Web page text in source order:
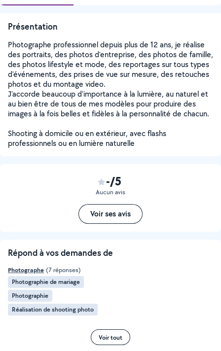
Présentation
Photographe professionnel depuis plus de 12 ans, je réalise
des portraits, des photos d'entreprise, des photos de famille,
des photos lifestyle et mode, des reportages sur tous types
d'événements, des prises de vue sur mesure, des retouches
photos et du montage video.
J'accorde beaucoup d'importance à la lumière, au naturel et
au bien être de tous de mes modèles pour produire des
images à la fois belles et fidèles à la personnalité de chacun.
Shooting à domicile ou en extérieur, avec flashs
professionnels ou en lumière naturelle
-/5
Aucun avis
Voir ses avis
Répond à vos demandes de
Photographe (7 réponses)
Photographie de mariage
Photographie
Réalisation de shooting photo
Voir tout